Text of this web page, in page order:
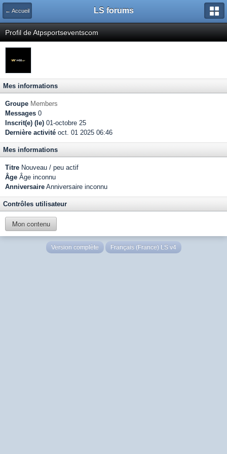
← Accueil LS forums
Profil de Atpsportseventscom
Mes informations
Groupe Members
Messages 0
Inscrit(e) (le) 01-octobre 25
Dernière activité oct. 01 2025 06:46
Mes informations
Titre Nouveau / peu actif
Âge Âge inconnu
Anniversaire Anniversaire inconnu
Contrôles utilisateur
Mon contenu
Version complète Français (France) LS v4